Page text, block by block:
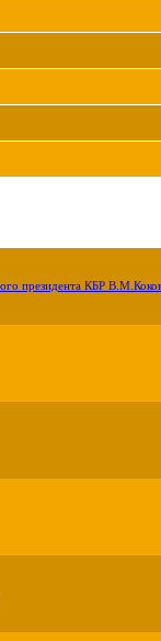
президента КБР